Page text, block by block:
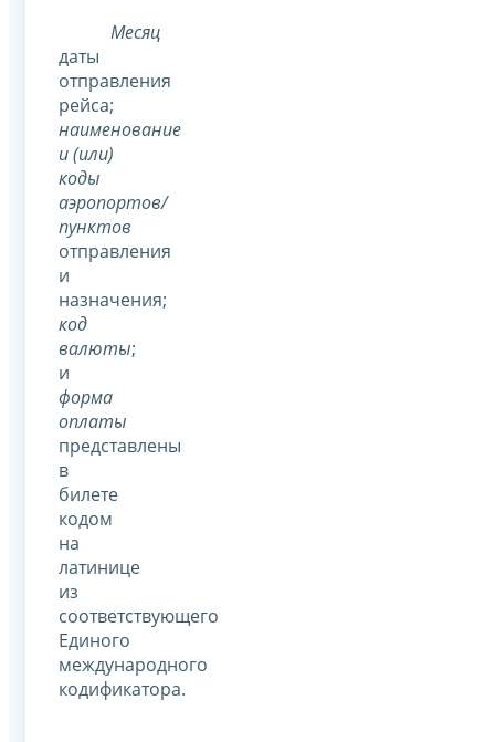
Месяц
даты
отправления
рейса;
наименование
и (или)
коды
аэропортов/
пунктов
отправления
и
назначения;
код
валюты;
и
форма
оплаты
представлены
в
билете
кодом
на
латинице
из
соответствующего
Единого
международного
кодификатора.